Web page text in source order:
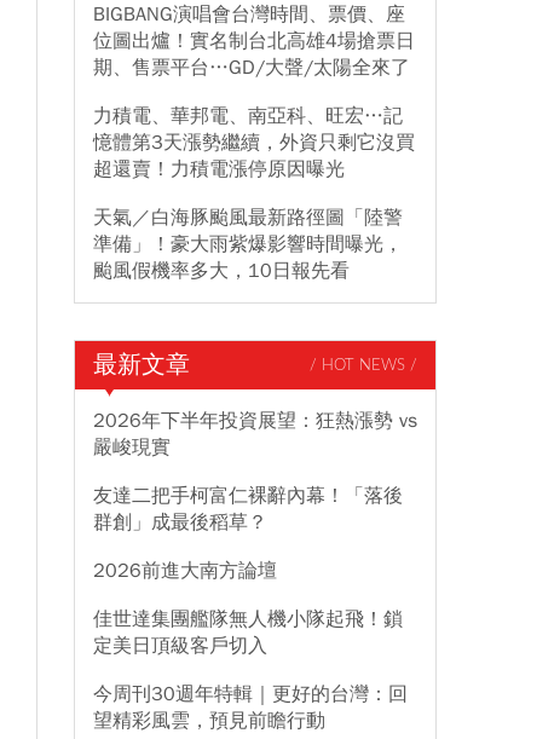
BIGBANG演唱會台灣時間、票價、座
位圖出爐！實名制台北高雄4場搶票日
期、售票平台…GD/大聲/太陽全來了
力積電、華邦電、南亞科、旺宏…記
憶體第3天漲勢繼續，外資只剩它沒買
超還賣！力積電漲停原因曝光
天氣／白海豚颱風最新路徑圖「陸警
準備」！豪大雨紫爆影響時間曝光，
颱風假機率多大，10日報先看
最新文章 / HOT NEWS /
2026年下半年投資展望：狂熱漲勢 vs
嚴峻現實
友達二把手柯富仁裸辭內幕！「落後
群創」成最後稻草？
2026前進大南方論壇
佳世達集團艦隊無人機小隊起飛！鎖
定美日頂級客戶切入
今周刊30週年特輯｜更好的台灣：回
望精彩風雲，預見前瞻行動